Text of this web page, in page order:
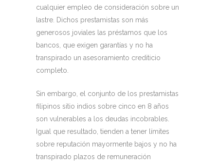
cualquier empleo de consideración sobre un
lastre. Dichos prestamistas son más
generosos joviales las préstamos que los
bancos, que exigen garantías y no ha
transpirado un asesoramiento crediticio
completo.
Sin embargo, el conjunto de los prestamistas
filipinos sitio indios sobre cinco en 8 años
son vulnerables a los deudas incobrables.
Igual que resultado, tienden a tener límites
sobre reputación mayormente bajos y no ha
transpirado plazos de remuneración